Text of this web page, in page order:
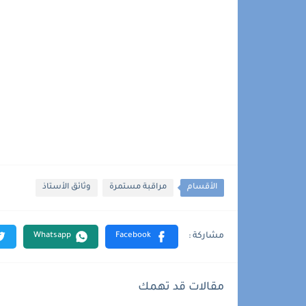
الأقسام مراقبة مستمرة وثائق الأستاذ
مقالات قد تهمك